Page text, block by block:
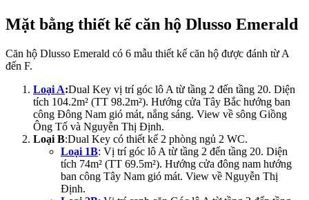
Mặt bằng thiết kế căn hộ Dlusso Emerald
Căn hộ Dlusso Emerald có 6 mẫu thiết kế căn hộ được đánh từ A
đến F.
Loại A:Dual Key vị trí góc lô A từ tầng 2 đến tầng 20. Diện
tích 104.2m² (TT 98.2m²). Hướng cửa Tây Bắc hướng ban
công Đông Nam gió mát, nắng sáng. View về sông Giồng
Ông Tố và Nguyễn Thị Định.
Loại B:Dual Key có thiết kế 2 phòng ngủ 2 WC.
Loại 1B: Vị trí góc lô A từ tầng 2 đến tầng 20. Diện
tích 74m² (TT 69.5m²). Hướng cửa đông nam hướng
ban công Tây Nam gió mát. View về Nguyễn Thị
Định.